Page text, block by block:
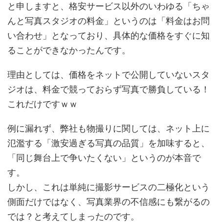
と申しますと、格安サービス以外のいわゆる「ちゃ
んと写真スタジオの料金」というのは「料金はお問
い合わせ」となっており、具体的な価格をすぐに知
ることができなかったんです。
理由としては、価格をネットで公開していないスタ
ジオは、料金で競っておらず写真で勝負している！
これだけですｗｗ
例に漏れず、弊社も物撮りに関しては、ネット上に
氾濫する「激安過ぎる写真の品質」を加味すると、
「同じ舞台上で争いたくない」というのが本音で
す。
しかし、これは単純に撮影サービスの二極化という
側面だけではなく、写真業界の不信感にも繋がるの
では？と考えてしまったのです。